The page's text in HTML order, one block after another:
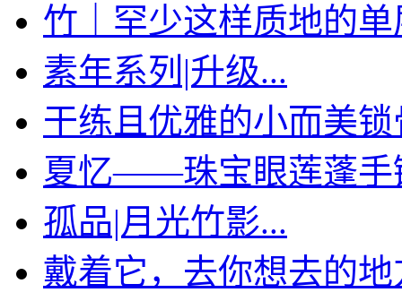
竹｜罕少这样质地的单
素年系列|升级...
干练且优雅的小而美锁
夏忆——珠宝眼莲蓬手
孤品|月光竹影...
戴着它，去你想去的地